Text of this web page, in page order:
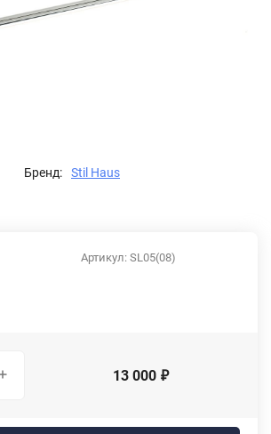
Бренд: Stil Haus
Артикул: SL05(08)
13 000 ₽